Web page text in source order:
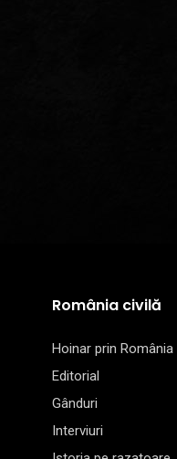
România civilă
Hoinar prin România
Editorial
Gânduri
Interviuri